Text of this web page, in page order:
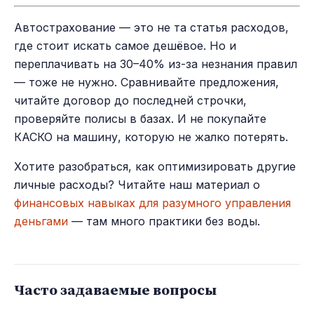
Автострахование — это не та статья расходов,
где стоит искать самое дешёвое. Но и
переплачивать на 30–40% из-за незнания правил
— тоже не нужно. Сравнивайте предложения,
читайте договор до последней строчки,
проверяйте полисы в базах. И не покупайте
КАСКО на машину, которую не жалко потерять.
Хотите разобраться, как оптимизировать другие
личные расходы? Читайте наш материал о
финансовых навыках для разумного управления
деньгами — там много практики без воды.
Часто задаваемые вопросы